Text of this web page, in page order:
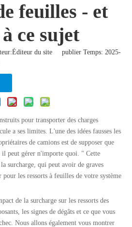
feuilles - et
ce sujet
du site publier Temps: 2025-
pour transporter des charges
a ses limites. L'une des idées fausses les
de camions est de supposer que
il peut gérer n'importe quoi. " Cette
surcharge, qui peut avoir de graves
pour les ressorts à feuilles de votre système
de la surcharge sur les ressorts des
les signes de dégâts et ce que vous
Nous allons également vous montrer